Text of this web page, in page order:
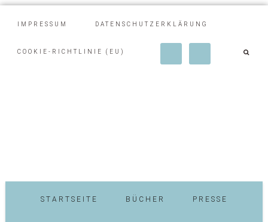
IMPRESSUM DATENSCHUTZERKLÄRUNG
COOKIE-RICHTLINIE (EU)
STARTSEITE BÜCHER PRESSE